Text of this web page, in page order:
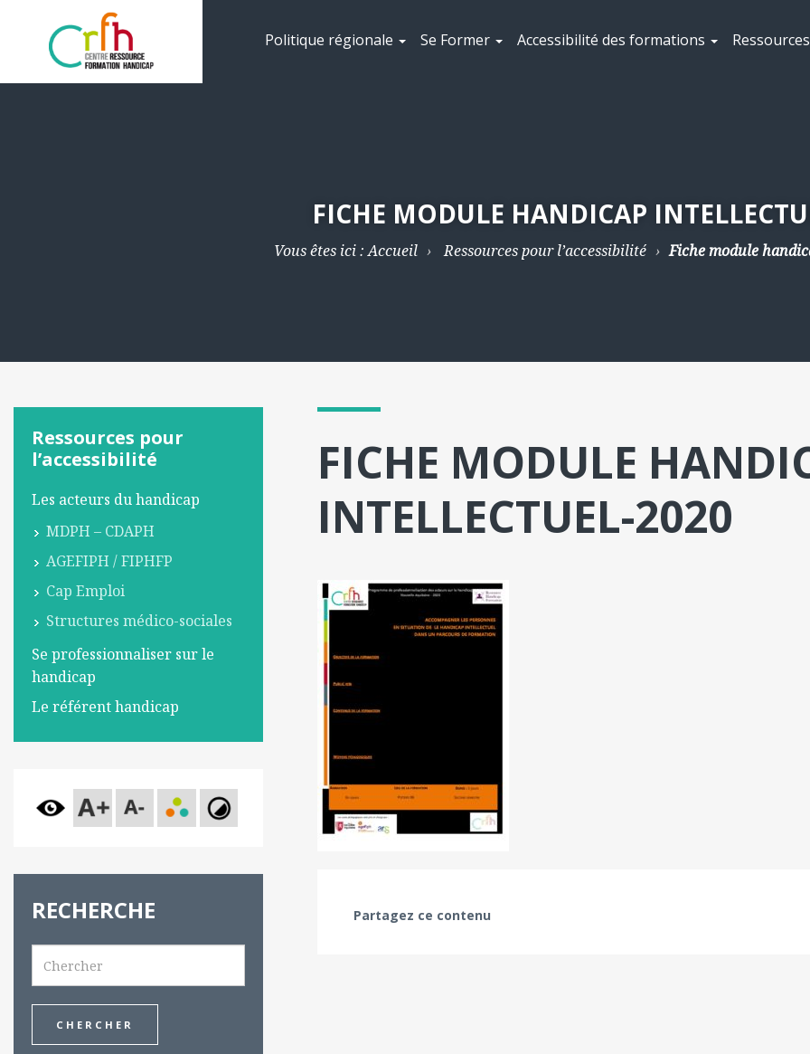
Politique régionale Se Former Accessibilité des formations
FICHE MODULE HANDICAP
Vous êtes ici :Accueil Ressources pour l’accessibilité Fiche module
Ressources pour
l’accessibilité
Les acteurs du handicap
MDPH – CDAPH
AGEFIPH / FIPHFP
Cap Emploi
Structures médico-sociales
Se professionnaliser sur le
handicap
Le référent handicap
RECHERCHE
FICHE MODULE
INTELLECTUEL-2020
Partagez ce contenu